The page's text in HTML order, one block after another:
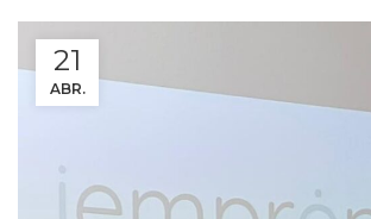
21
ABR.